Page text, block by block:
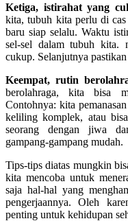
Ketiga, istirahat yang
kita, tubuh kita perlu di
baru siap selalu. Waktu
sel-sel dalam tubuh kita.
cukup. Selanjutnya
Keempat, rutin
berolahraga, kita bisa
Contohnya: kita
keliling komplek, atau
seorang dengan jiwa
gampang-gampang mudah.
Tips-tips diatas mungkin
kita mencoba untuk
saja hal-hal yang
pengerjaannya. Oleh
penting untuk kehidupan